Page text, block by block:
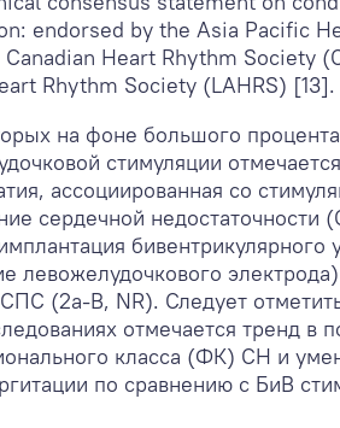
endorsed by the Asia Pacific
Heart Rhythm Society
Rhythm Society (LAHRS) [13].
на фоне большого
стимуляции
ассоциированная со
сердечной недостаточности
бивентрикулярного
левожелудочкового
(2a-B, NR). Следует
отмечается тренд в
класса (ФК) СН и
по сравнению с БиВ